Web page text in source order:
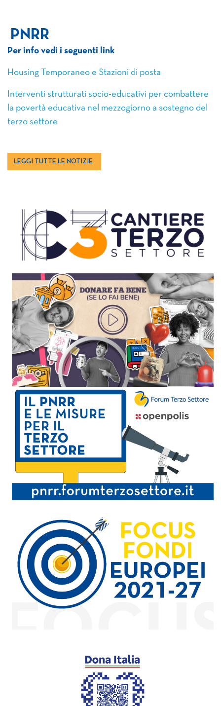
PNRR
Per info vedi i seguenti link
Housing Temporaneo e Stazioni di posta
Interventi strutturati socio-educativi per combattere
la povertà educativa nel mezzogiorno a sostegno del
terzo settore
LEGGI TUTTE LE NOTIZIE